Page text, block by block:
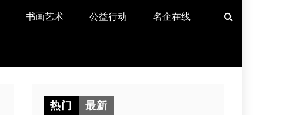
书画艺术 公益行动 名企在线
热门 最新